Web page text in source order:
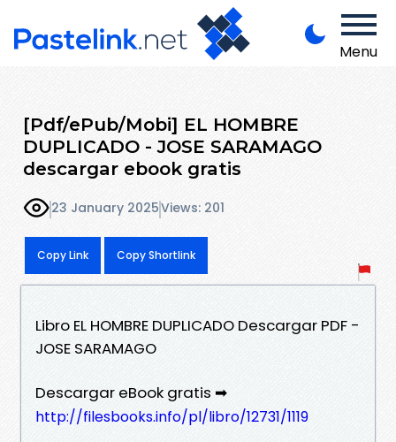
Menu
[Pdf/ePub/Mobi] EL HOMBRE
DUPLICADO - JOSE SARAMAGO
descargar ebook gratis
23 January 2025Views: 201
Copy Link Copy Shortlink
Libro EL HOMBRE DUPLICADO Descargar PDF -
JOSE SARAMAGO
Descargar eBook gratis ➡
http://filesbooks.info/pl/libro/12731/1119